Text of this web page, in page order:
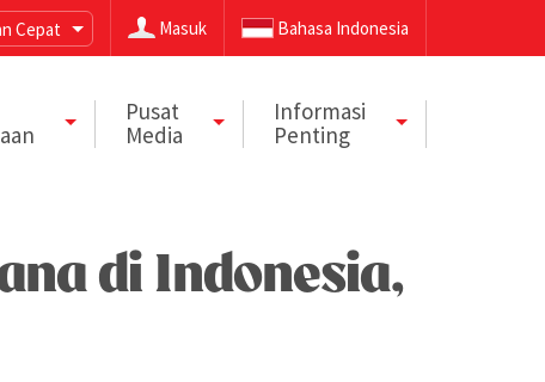
Cepat Masuk Bahasa Indonesia
Pusat
Media
Informasi
Penting
di Indonesia,